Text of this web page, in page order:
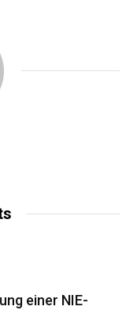
einer NIE-